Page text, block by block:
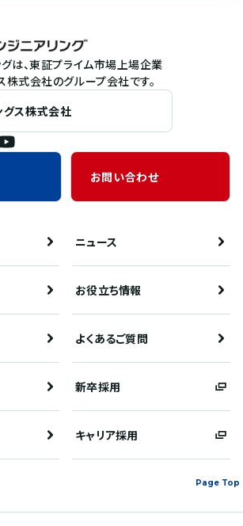
グは、東証プライム市場上場企業
株式会社のグループ会社です。
グス株式会社
お問い合わせ
ニュース
お役立ち情報
よくあるご質問
新卒採用
キャリア採用
Page Top